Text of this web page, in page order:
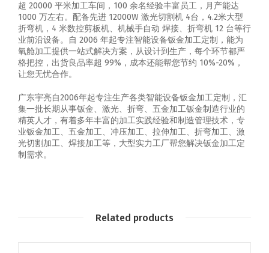
超 20000 平米加工车间，100 余名经验丰富员工，月产能达
1000 万左右。配备先进 12000W 激光切割机 4台，4.2米大型
折弯机，4 米数控剪板机、机械手自动 焊接、折弯机 12 台等行
业前沿设备。自 2006 年起专注智能设备钣金加工定制，能为
氧舱加工提供一站式解决方案，从设计到生产，每个环节都严
格把控，出货良品率超 99%，成本还能帮您节约 10%-20%，
让您无忧合作。
广东宇亮自2006年起专注生产各类智能设备钣金加工定制，汇
集一批长期从事钣金、激光、折弯、五金加工钣金制造行业的
精英人才，有着多年丰富的加工实践经验和制造管理技术，专
业钣金加工、五金加工、冲压加工、拉伸加工、折弯加工、激
光切割加工、焊接加工等，大型实力工厂帮您解决钣金加工定
制需求。
Related products